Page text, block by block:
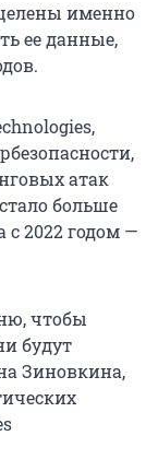
именно
ее данные,
атак
больше
с 2022 годом —
чтобы
будут
Зиновкина,